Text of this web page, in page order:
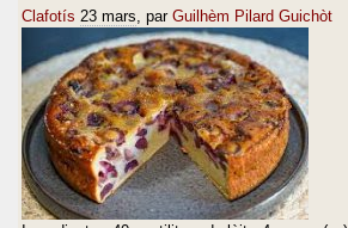
Clafotís 23 mars , par Guilhèm Pilard Guichòt